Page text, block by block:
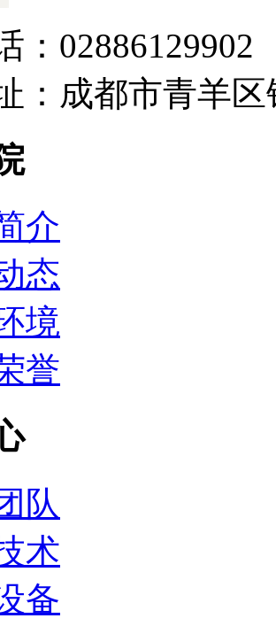
：02886129902
：成都市青羊
介
态
境
誉
队
术
备